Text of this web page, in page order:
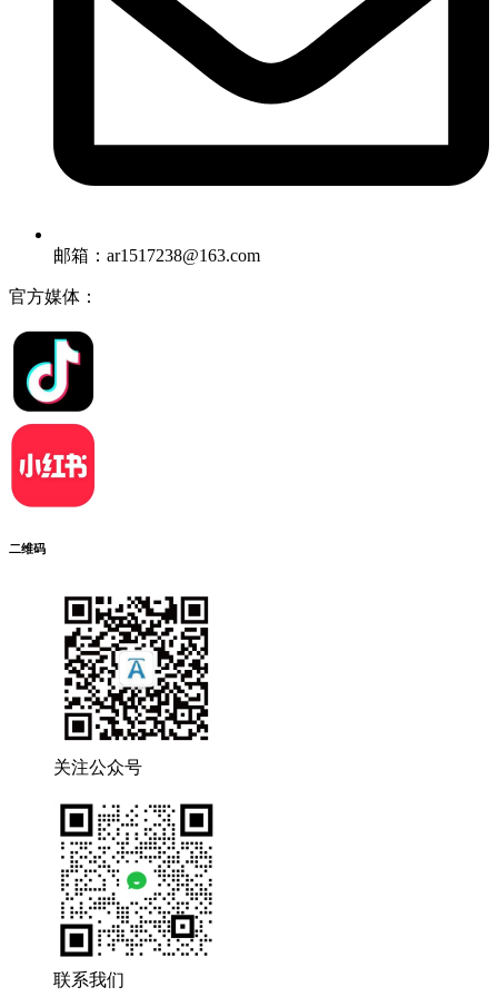
邮箱：ar1517238@163.com
官方媒体：
二维码
关注公众号
联系我们